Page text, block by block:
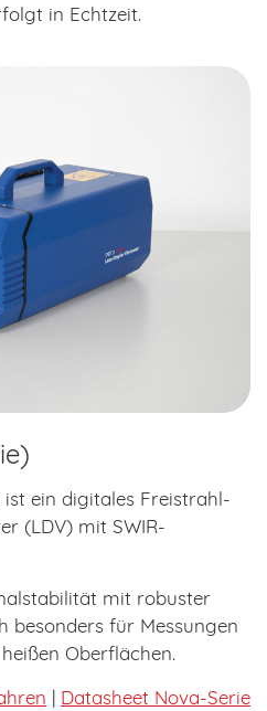
in Echtzeit.
ist ein digitales Freistrahl-
(LDV) mit SWIR-
mit robuster
besonders für Messungen
Oberflächen.
| Datasheet Nova-Serie